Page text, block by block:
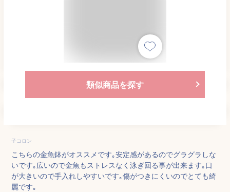
類似商品を探す
子コロン
こちらの金魚鉢がオススメです｡安定感があるのでグラグラしな
いです｡広いので金魚もストレスなく泳ぎ回る事が出来ます｡口
が大きいので手入れしやすいです｡傷がつきにくいのでとても綺
麗です｡